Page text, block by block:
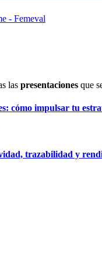
- Femeval
las presentaciones que
cómo impulsar tu
trazabilidad y